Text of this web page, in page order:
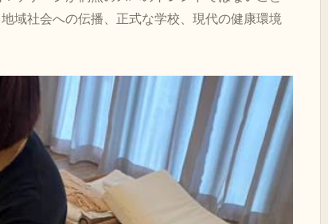
域社会への伝播、正式な学校、現代の健康環境